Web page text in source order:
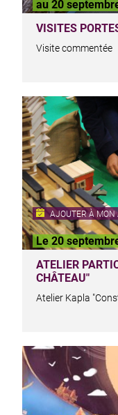
VISITES
au 20
Visite commentée
ATELIER
CHÂTEAU"
AJOUTER À MON
Le 20
Atelier Kapla